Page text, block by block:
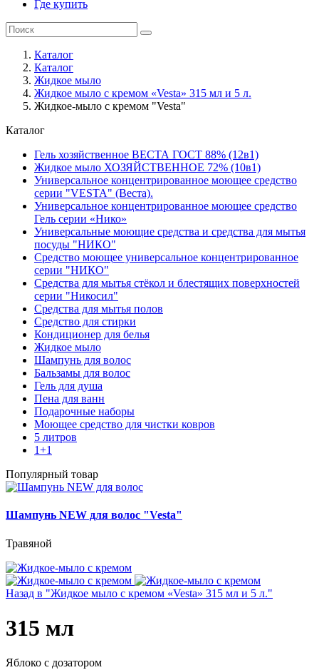
Где купить
Каталог
Каталог
Жидкое мыло
Жидкое мыло с кремом «Vesta» 315 мл и 5 л.
Жидкое-мыло с кремом "Vesta"
Каталог
Гель хозяйственное ВЕСТА ГОСТ 88% (12в1)
Жидкое мыло ХОЗЯЙСТВЕННОЕ 72% (10в1)
Универсальное концентрированное моющее средство
серии "VESTA" (Веста).
Универсальное концентрированное моющее средство
Гель серии «Нико»
Универсальные моющие средства и средства для мытья
посуды "НИКО"
Средство моющее универсальное концентрированное
серии "НИКО"
Средства для мытья стёкол и блестящих поверхностей
серии "Никосил"
Средства для мытья полов
Средство для стирки
Кондиционер для белья
Жидкое мыло
Шампунь для волос
Бальзамы для волос
Гель для душа
Пена для ванн
Подарочные наборы
Моющее средство для чистки ковров
5 литров
1+1
Популярный товар
Шампунь NEW для волос "Vesta"
Травяной
Назад в "Жидкое мыло с кремом «Vesta» 315 мл и 5 л."
315 мл
Яблоко с дозатором